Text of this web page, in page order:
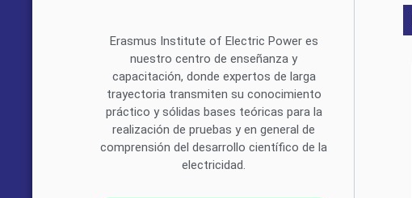
Erasmus Institute of Electric Power es
nuestro centro de enseñanza y
capacitación, donde expertos de larga
trayectoria transmiten su conocimiento
práctico y sólidas bases teóricas para la
realización de pruebas y en general de
comprensión del desarrollo científico de la
electricidad.